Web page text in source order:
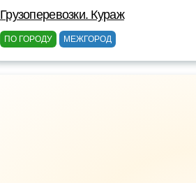
Грузоперевозки. Кураж
ПО ГОРОДУ МЕЖГОРОД